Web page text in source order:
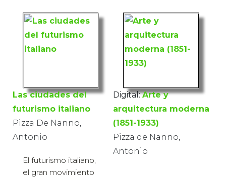
Las ciudades del
futurismo italiano
Pizza De Nanno,
Antonio
El futurismo italiano,
el gran movimiento
Digital: Arte y
arquitectura moderna
(1851-1933)
Pizza de Nanno,
Antonio